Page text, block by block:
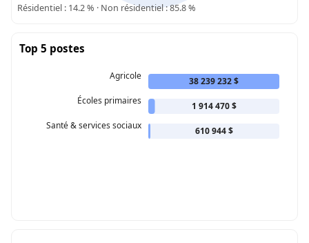
Résidentiel : 14.2 % · Non résidentiel : 85.8 %
Top 5 postes
Agricole
38 239 232 $
Écoles primaires
1 914 470 $
Santé & services sociaux
610 944 $